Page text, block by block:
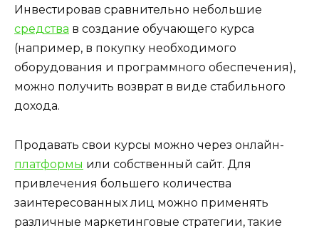
Инвестировав сравнительно небольшие
средства в создание обучающего курса
(например, в покупку необходимого
оборудования и программного обеспечения),
можно получить возврат в виде стабильного
дохода.
Продавать свои курсы можно через онлайн-
платформы или собственный сайт. Для
привлечения большего количества
заинтересованных лиц можно применять
различные маркетинговые стратегии, такие